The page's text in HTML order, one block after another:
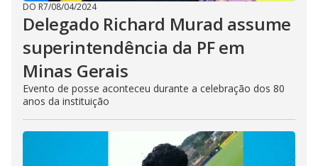
DO R7/08/04/2024
Delegado Richard Murad assume
superintendência da PF em
Minas Gerais
Evento de posse aconteceu durante a celebração dos 80
anos da instituição